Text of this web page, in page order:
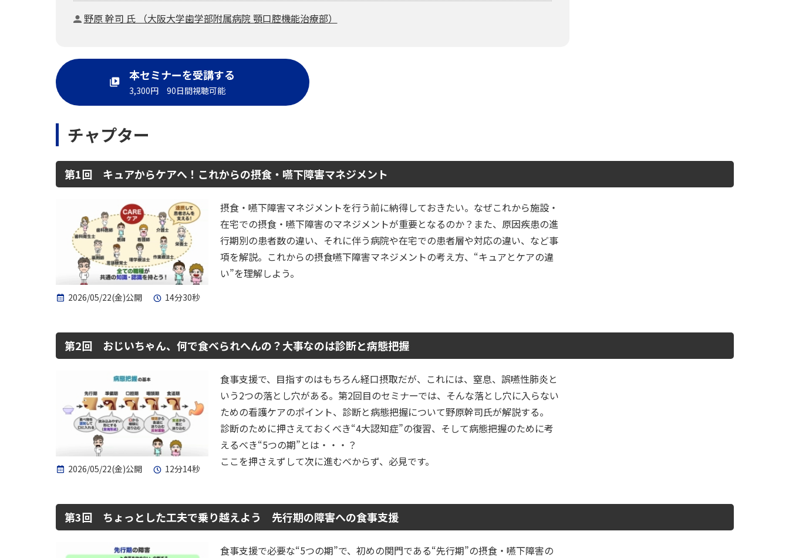
野原 幹司 氏 （大阪大学歯学部附属病院 顎口腔機能治療部）
本セミナーを受講する
3,300円 90日間視聴可能
チャプター
第1回 キュアからケアへ！これからの摂食・嚥下障害マネジメント
2026/05/22(金)公開 14分30秒
摂食・嚥下障害マネジメントを行う前に納得しておきたい。なぜこれから施設・
在宅での摂食・嚥下障害のマネジメントが重要となるのか？また、原因疾患の進
行期別の患者数の違い、それに伴う病院や在宅での患者層や対応の違い、など事
項を解説。これからの摂食嚥下障害マネジメントの考え方、“キュアとケアの違
い”を理解しよう。
第2回 おじいちゃん、何で食べられへんの？大事なのは診断と病態把握
2026/05/22(金)公開 12分14秒
食事支援で、目指すのはもちろん経口摂取だが、これには、窒息、誤嚥性肺炎と
いう2つの落とし穴がある。第2回目のセミナーでは、そんな落とし穴に入らない
ための看護ケアのポイント、診断と病態把握について野原幹司氏が解説する。
診断のために押さえておくべき“4大認知症”の復習、そして病態把握のために考
えるべき“5つの期”とは・・・？
ここを押さえずして次に進むべからず、必見です。
第3回 ちょっとした工夫で乗り越えよう 先行期の障害への食事支援
食事支援で必要な“5つの期”で、初めの関門である“先行期”の摂食・嚥下障害の